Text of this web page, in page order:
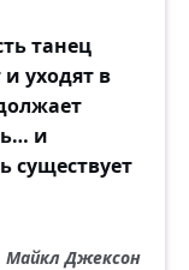
танец
уходят в
и
существует
Майкл Джексон